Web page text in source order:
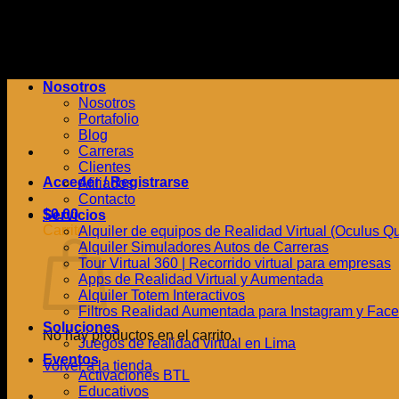
Acceder / Registrarse
$0.00
Carrito
No hay productos en el carrito.
Volver a la tienda
Nosotros
Nosotros
Portafolio
Blog
Carreras
Clientes
Afiliados
Contacto
Servicios
Alquiler de equipos de Realidad Virtual (Oculus
Alquiler Simuladores Autos de Carreras
Tour Virtual 360 | Recorrido virtual para empresas
Apps de Realidad Virtual y Aumentada
Alquiler Totem Interactivos
Filtros Realidad Aumentada para Instagram y
Soluciones
Juegos de realidad virtual en Lima
Eventos
Activaciones BTL
Educativos